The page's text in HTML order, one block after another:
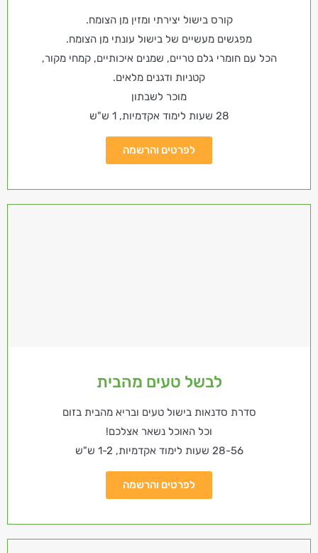
קורס בישול יצירתי ומזין מן הצומח.
מפגשים מעשיים של בישול עונתי מן הצומח.
הכל עם חומרי גלם טריים, שמנים איכותיים, קמחי מקור,
קטניות ודגנים מלאים.
מוכר לשבתון
28 שעות לימוד אקדמיות, 1 ש"ש
לפרטים והרשמה
לבשל טעים מהבית
סדרת סדנאות בישול טעים ובריא מהבית בזום
וכל האוכל נשאר אצלכם!
28-56 שעות לימוד אקדמיות, 1-2 ש"ש
לפרטים והרשמה